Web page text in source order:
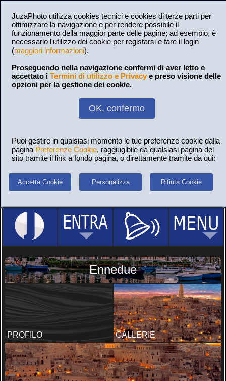
JuzaPhoto utilizza cookies tecnici e cookies di terze parti per
ottimizzare la navigazione e per rendere possibile il
funzionamento della maggior parte delle pagine; ad esempio, è
necessario l'utilizzo dei cookie per registarsi e fare il login
(maggiori informazioni).
Proseguendo nella navigazione confermi di aver letto e
accettato i Termini di utilizzo e Privacy e preso visione delle
opzioni per la gestione dei cookie.
OK, confermo
Puoi gestire in qualsiasi momento le tue preferenze cookie dalla
pagina Preferenze Cookie, raggiugibile da qualsiasi pagina del
sito tramite il link a fondo pagina, o direttamente tramite da qui:
Accetta Cookie Personalizza Rifiuta Cookie
Ennedue
PROFILO GALLERIE